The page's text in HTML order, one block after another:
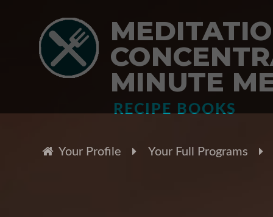
Your Profile Your Full Programs
MINUTE
RECIPE BOOKS